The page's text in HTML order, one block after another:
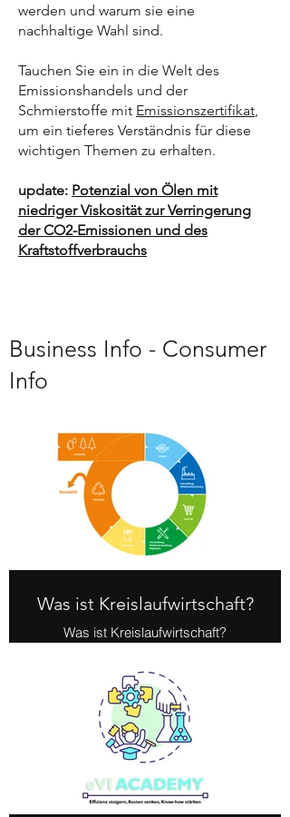
werden und warum sie eine
nachhaltige Wahl sind.
Tauchen Sie ein in die Welt des
Emissionshandels und der
Schmierstoffe mit Emissionszertifikat
um ein tieferes Verständnis für diese
wichtigen Themen zu erhalten.
update: Potenzial von Ölen mit
niedriger Viskosität zur Verringerung
der CO2-Emissionen und des
Kraftstoffverbrauchs
Business Info - Consumer
Info
Was ist Kreislaufwirtschaft?
Was ist Kreislaufwirtschaft?